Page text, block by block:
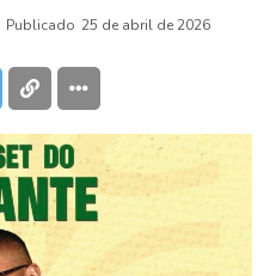
Publicado 25 de abril de 2026